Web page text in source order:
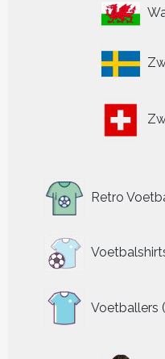
Retro
Voetballers